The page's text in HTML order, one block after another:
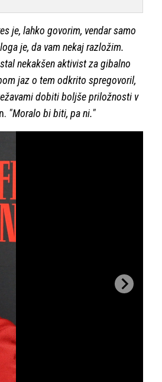
je, lahko govorim, vendar samo
je, da vam nekaj razložim.
nekakšen aktivist za gibalno
jaz o tem odkrito spregovoril,
dobiti boljše priložnosti v
"Moralo bi biti, pa ni."